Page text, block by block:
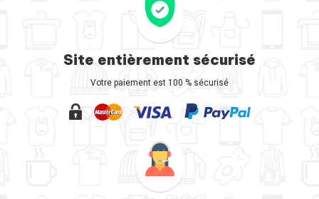
Site entièrement sécurisé
Votre paiement est 100 % sécurisé